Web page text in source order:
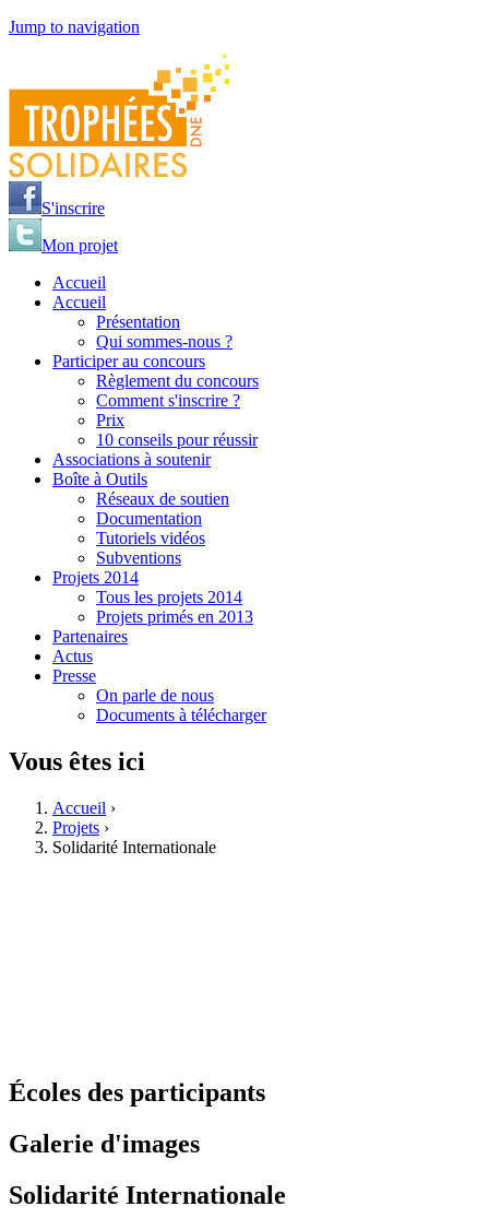
Jump to navigation
S'inscrire
Mon projet
Accueil
Accueil
Présentation
Qui sommes-nous ?
Participer au concours
Règlement du concours
Comment s'inscrire ?
Prix
10 conseils pour réussir
Associations à soutenir
Boîte à Outils
Réseaux de soutien
Documentation
Tutoriels vidéos
Subventions
Projets 2014
Tous les projets 2014
Projets primés en 2013
Partenaires
Actus
Presse
On parle de nous
Documents à télécharger
Vous êtes ici
Accueil ›
Projets ›
Solidarité Internationale
Écoles des participants
Galerie d'images
Solidarité Internationale